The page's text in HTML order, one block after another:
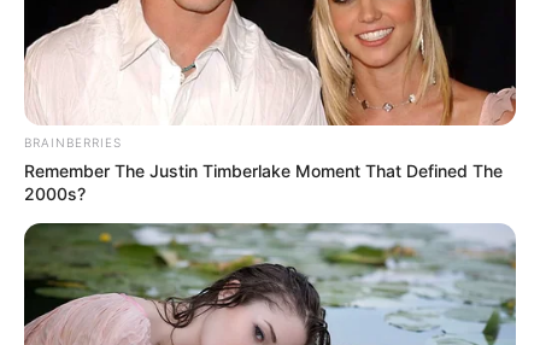
BRAINBERRIES
Remember The Justin Timberlake Moment That Defined The
2000s?